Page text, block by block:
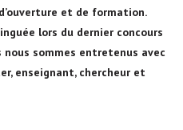
et de formation.
lors du dernier concours
nous sommes entretenus avec
enseignant, chercheur et